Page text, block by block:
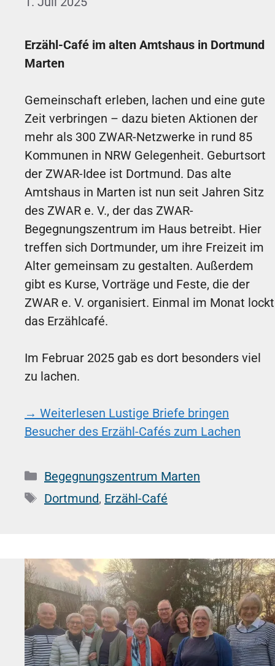
Erzähl-Café im alten Amtshaus in Dortmund
Marten
Gemeinschaft erleben, lachen und eine gute
Zeit verbringen – dazu bieten Aktionen der
mehr als 300 ZWAR-Netzwerke in rund 85
Kommunen in NRW Gelegenheit. Geburtsort
der ZWAR-Idee ist Dortmund. Das alte
Amtshaus in Marten ist nun seit Jahren Sitz
des ZWAR e. V., der das ZWAR-
Begegnungszentrum im Haus betreibt. Hier
treffen sich Dortmunder, um ihre Freizeit im
Alter gemeinsam zu gestalten. Außerdem
gibt es Kurse, Vorträge und Feste, die der
ZWAR e. V. organisiert. Einmal im Monat lockt
das Erzählcafé.
Im Februar 2025 gab es dort besonders viel
zu lachen.
→ Weiterlesen Lustige Briefe bringen
Besucher des Erzähl-Cafés zum Lachen
Kategorien
Begegnungszentrum Marten
Schlagwörter
Dortmund, Erzähl-Café